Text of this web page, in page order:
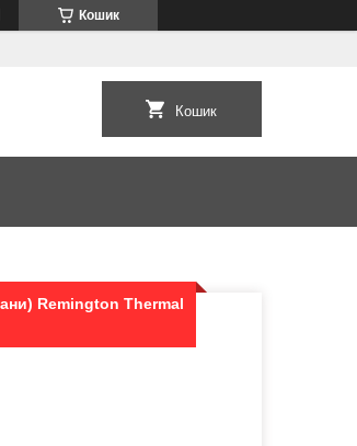
Кошик
Кошик
Remington Thermal